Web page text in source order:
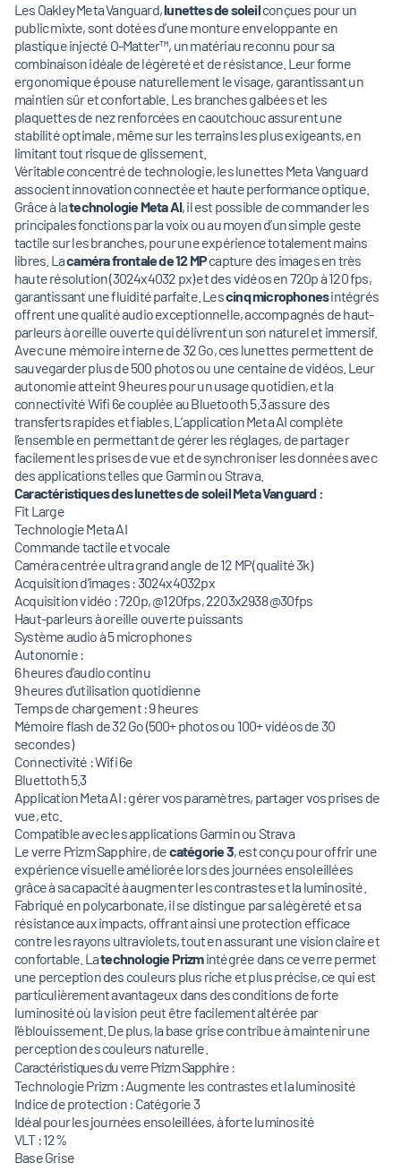
Les Oakley Meta Vanguard,lunettes de soleilconçues pour un
public mixte, sont dotées d’une monture enveloppante en
plastique injecté O-Matter™, un matériau reconnu pour sa
combinaison idéale de légèreté et de résistance. Leur forme
ergonomique épouse naturellement le visage, garantissant un
maintien sûr et confortable. Les branches galbées et les
plaquettes de nez renforcées en caoutchouc assurent une
stabilité optimale, même sur les terrains les plus exigeants, en
limitant tout risque de glissement.
Véritable concentré de technologie, les lunettes Meta Vanguard
associent innovation connectée et haute performance optique.
Grâce à latechnologie Meta AI, il est possible de commander les
principales fonctions par la voix ou au moyen d’un simple geste
tactile sur les branches, pour une expérience totalement mains
libres. Lacaméra frontale de 12 MPcapture des images en très
haute résolution (3024x4032 px) et des vidéos en 720p à 120 fps,
garantissant une fluidité parfaite. Lescinq microphonesintégrés
offrent une qualité audio exceptionnelle, accompagnés de haut-
parleurs à oreille ouverte qui délivrent un son naturel et immersif.
Avec une mémoire interne de 32 Go, ces lunettes permettent de
sauvegarder plus de 500 photos ou une centaine de vidéos. Leur
autonomie atteint 9 heures pour un usage quotidien, et la
connectivité Wifi 6e couplée au Bluetooth 5.3 assure des
transferts rapides et fiables. L’application Meta AI complète
l’ensemble en permettant de gérer les réglages, de partager
facilement les prises de vue et de synchroniser les données avec
des applications telles que Garmin ou Strava.
Caractéristiques des lunettes de soleil Meta Vanguard :
Fit Large
Technologie Meta AI
Commande tactile et vocale
Caméra centrée ultra grand angle de 12 MP (qualité 3k)
Acquisition d'images : 3024x4032px
Acquisition vidéo : 720p, @120fps, 2203x2938 @30fps
Haut-parleurs à oreille ouverte puissants
Système audio à 5 microphones
Autonomie :
6 heures d'audio continu
9 heures d'utilisation quotidienne
Temps de chargement : 9 heures
Mémoire flash de 32 Go (500+ photos ou 100+ vidéos de 30
secondes)
Connectivité : Wifi 6e
Bluettoth 5.3
Application Meta AI : gérer vos paramètres, partager vos prises de
vue, etc.
Compatible avec les applications Garmin ou Strava
Leverre Prizm Sapphire, decatégorie 3, est conçu pour offrir une
expérience visuelle améliorée lors des journées ensoleillées
grâce à sa capacité à augmenter les contrastes et la luminosité.
Fabriqué en polycarbonate, il se distingue par sa légèreté et sa
résistance aux impacts, offrant ainsi une protection efficace
contre les rayons ultraviolets, tout en assurant une vision claire et
confortable. Latechnologie Prizmintégrée dans ce verre permet
une perception des couleurs plus riche et plus précise, ce qui est
particulièrement avantageux dans des conditions de forte
luminosité où la vision peut être facilement altérée par
l'éblouissement. De plus, la base grise contribue à maintenir une
perception des couleurs naturelle.
Caractéristiques du verre Prizm Sapphire :
Technologie Prizm : Augmente les contrastes et la luminosité
Indice de protection : Catégorie 3
Idéal pour les journées ensoleillées, à forte luminosité
VLT : 12%
Base Grise